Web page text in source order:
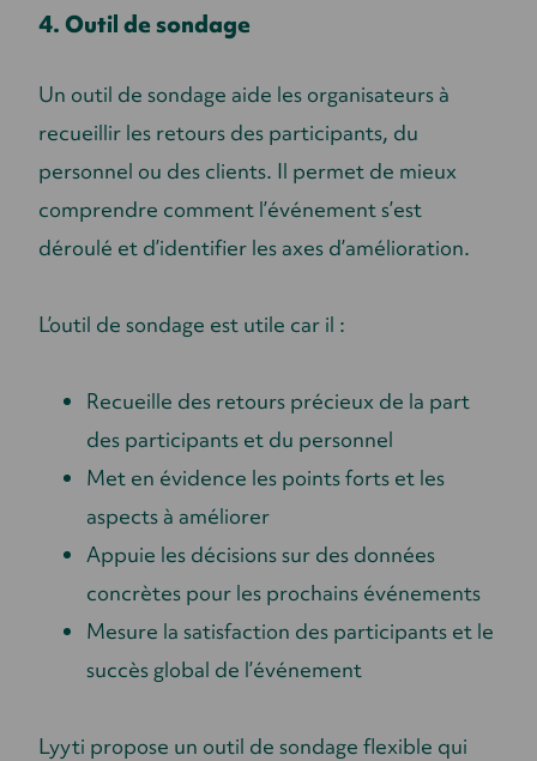
4. Outil de sondage
Un outil de sondage aide les organisateurs à
recueillir les retours des participants, du
personnel ou des clients. Il permet de mieux
comprendre comment l’événement s’est
déroulé et d’identifier les axes d’amélioration.
L’outil de sondage est utile car il :
Recueille des retours précieux de la part
des participants et du personnel
Met en évidence les points forts et les
aspects à améliorer
Appuie les décisions sur des données
concrètes pour les prochains événements
Mesure la satisfaction des participants et le
succès global de l’événement
Lyyti propose un outil de sondage flexible qui